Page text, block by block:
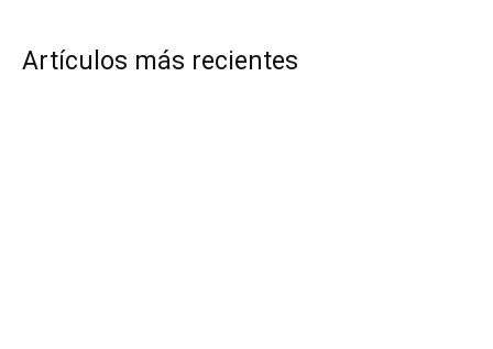
Artículos más recientes